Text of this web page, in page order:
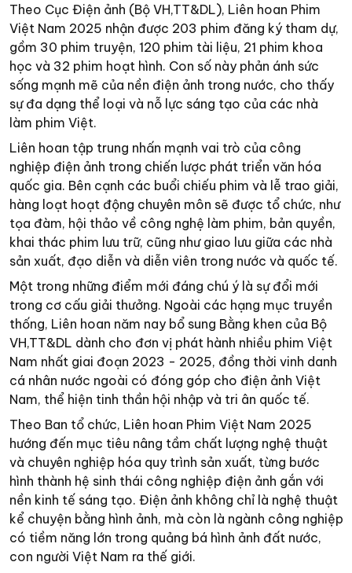
Theo Cục Điện ảnh (Bộ VH,TT&DL), Liên hoan Phim
Việt Nam 2025 nhận được 203 phim đăng ký tham dự,
gồm 30 phim truyện, 120 phim tài liệu, 21 phim khoa
học và 32 phim hoạt hình. Con số này phản ánh sức
sống mạnh mẽ của nền điện ảnh trong nước, cho thấy
sự đa dạng thể loại và nỗ lực sáng tạo của các nhà
làm phim Việt.
Liên hoan tập trung nhấn mạnh vai trò của công
nghiệp điện ảnh trong chiến lược phát triển văn hóa
quốc gia. Bên cạnh các buổi chiếu phim và lễ trao giải,
hàng loạt hoạt động chuyên môn sẽ được tổ chức, như
tọa đàm, hội thảo về công nghệ làm phim, bản quyền,
khai thác phim lưu trữ, cũng như giao lưu giữa các nhà
sản xuất, đạo diễn và diễn viên trong nước và quốc tế.
Một trong những điểm mới đáng chú ý là sự đổi mới
trong cơ cấu giải thưởng. Ngoài các hạng mục truyền
thống, Liên hoan năm nay bổ sung Bằng khen của Bộ
VH,TT&DL dành cho đơn vị phát hành nhiều phim Việt
Nam nhất giai đoạn 2023 - 2025, đồng thời vinh danh
cá nhân nước ngoài có đóng góp cho điện ảnh Việt
Nam, thể hiện tinh thần hội nhập và tri ân quốc tế.
Theo Ban tổ chức, Liên hoan Phim Việt Nam 2025
hướng đến mục tiêu nâng tầm chất lượng nghệ thuật
và chuyên nghiệp hóa quy trình sản xuất, từng bước
hình thành hệ sinh thái công nghiệp điện ảnh gắn với
nền kinh tế sáng tạo. Điện ảnh không chỉ là nghệ thuật
kể chuyện bằng hình ảnh, mà còn là ngành công nghiệp
có tiềm năng lớn trong quảng bá hình ảnh đất nước,
con người Việt Nam ra thế giới.